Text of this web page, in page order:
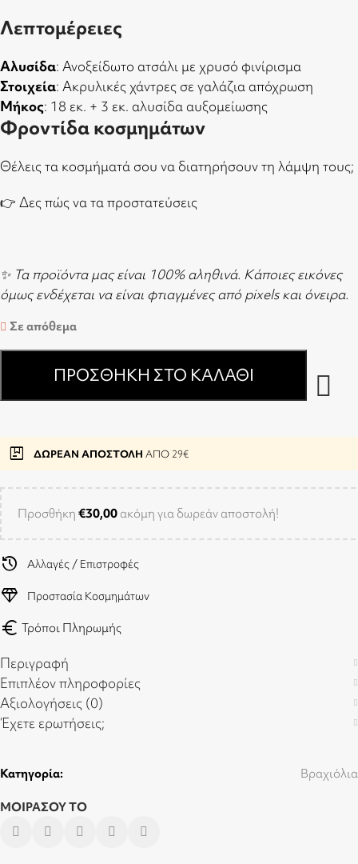
Λεπτομέρειες
Αλυσίδα: Ανοξείδωτο ατσάλι με χρυσό φινίρισμα
Στοιχεία: Ακρυλικές χάντρες σε γαλάζια απόχρωση
Μήκος: 18 εκ. + 3 εκ. αλυσίδα αυξομείωσης
Φροντίδα κοσμημάτων
Θέλεις τα κοσμήματά σου να διατηρήσουν τη λάμψη τους;
👉 Δες πώς να τα προστατεύσεις
✨ Τα προϊόντα μας είναι 100% αληθινά. Κάποιες εικόνες
όμως ενδέχεται να είναι φτιαγμένες από pixels και όνειρα.
Σε απόθεμα
ΠΡΟΣΘΉΚΗ ΣΤΟ ΚΑΛΆΘΙ
package ΔΩΡΕΑΝ ΑΠΟΣΤΟΛΗ ΑΠΟ 29€
Προσθήκη €30,00 ακόμη για δωρεάν αποστολή!
history Αλλαγές / Επιστροφές
diamond Προστασία Κοσμημάτων
euro Τρόποι Πληρωμής
Περιγραφή
Επιπλέον πληροφορίες
Αξιολογήσεις (0)
Έχετε ερωτήσεις;
Κατηγορία: Βραχιόλια
ΜΟΙΡΑΣΟΥ ΤΟ